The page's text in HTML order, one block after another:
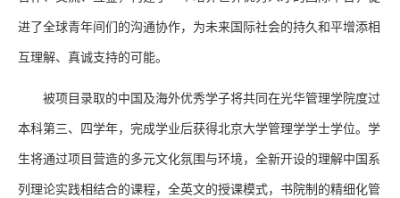
进了全球青年间们的沟通协作，为未来国际社会的持久和平增添相
互理解、真诚支持的可能。
被项目录取的中国及海外优秀学子将共同在光华管理学院度过
本科第三、四学年，完成学业后获得北京大学管理学学士学位。学
生将通过项目营造的多元文化氛围与环境，全新开设的理解中国系
列理论实践相结合的课程，全英文的授课模式，书院制的精细化管